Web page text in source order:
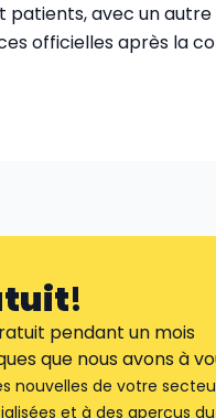
patients, avec un
officielles après la
!
pendant un mois
que nous avons à
nouvelles de votre
et à des aperçus